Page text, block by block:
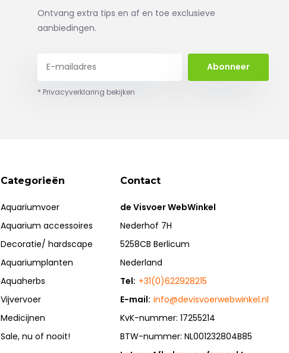
Ontvang extra tips en af en toe exclusieve
aanbiedingen.
Abonneer
* Privacyverklaring bekijken
Categorieën
Aquariumvoer
Aquarium accessoires
Decoratie/ hardscape
Aquariumplanten
Aquaherbs
Vijvervoer
Medicijnen
Sale, nu of nooit!
Contact
de Visvoer WebWinkel
Nederhof 7H
5258CB Berlicum
Nederland
Tel: +31(0)622928215
E-mail: info@devisvoerwebwinkel.nl
KvK-nummer: 17255214
BTW-nummer: NL001232804B85